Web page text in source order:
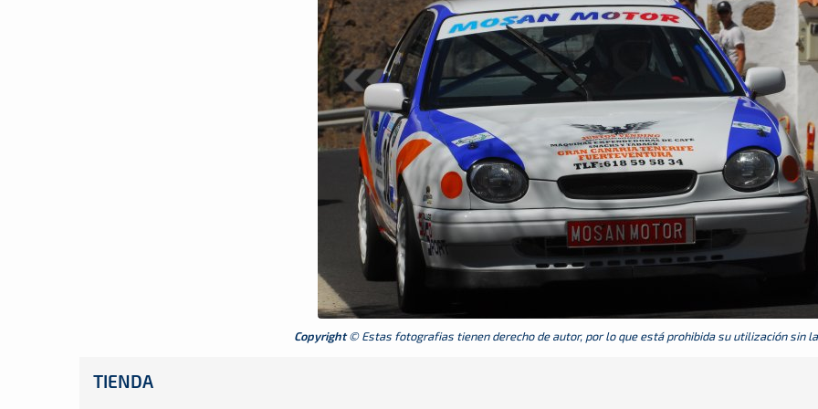
Copyright© Estas fotografias tienen derecho de autor, por lo que está prohibida su utilización sin
TIENDA